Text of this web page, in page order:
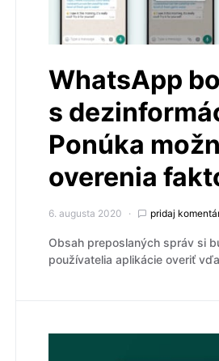
WhatsApp
s
Ponúka
overenia
6. augusta 2020 pridaj
Obsah preposlaných správ si
používatelia aplikácie overiť